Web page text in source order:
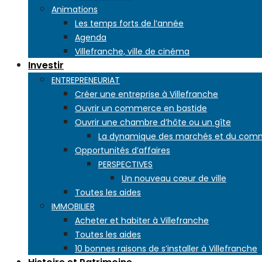
Animations
Les temps forts de l’année
Agenda
Villefranche, ville de cinéma
Investir
ENTREPRENEURIAT
Créer une entreprise à Villefranche
Ouvrir un commerce en bastide
Ouvrir une chambre d’hôte ou un gîte
La dynamique des marchés et du
Opportunités d’affaires
PERSPECTIVES
Un nouveau cœur de ville
Toutes les aides
IMMOBILIER
Acheter et habiter à Villefranche
Toutes les aides
10 bonnes raisons de s’installer à Villefranche